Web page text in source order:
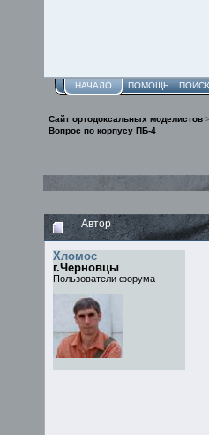
НАЧАЛО ПОМОЩЬ ПОИСК
Сайт ортодоксальных моделистов
Вопрос по корпусу ПБ-4
Автор
Хломос
г.Черновцы
Пользователи форума